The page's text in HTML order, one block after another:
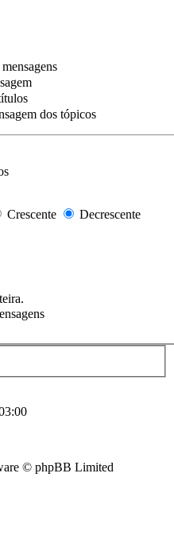
dos tópicos
Crescente
Decrescente
© phpBB Limited